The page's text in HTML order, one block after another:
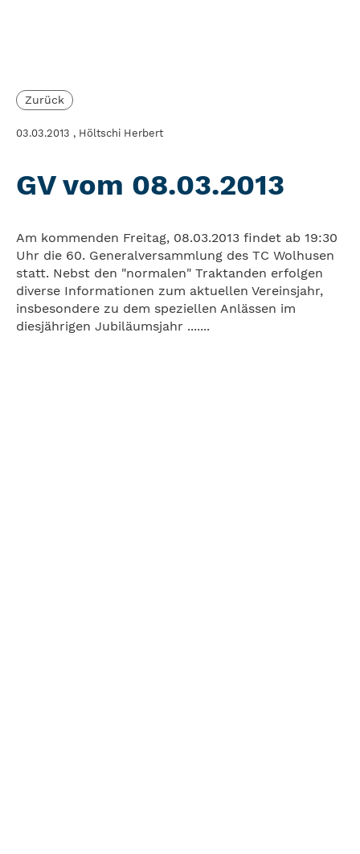
Zurück
03.03.2013 , Höltschi Herbert
GV vom 08.03.2013
Am kommenden Freitag, 08.03.2013 findet ab 19:30
Uhr die 60. Generalversammlung des TC Wolhusen
statt. Nebst den "normalen" Traktanden erfolgen
diverse Informationen zum aktuellen Vereinsjahr,
insbesondere zu dem speziellen Anlässen im
diesjährigen Jubiläumsjahr .......